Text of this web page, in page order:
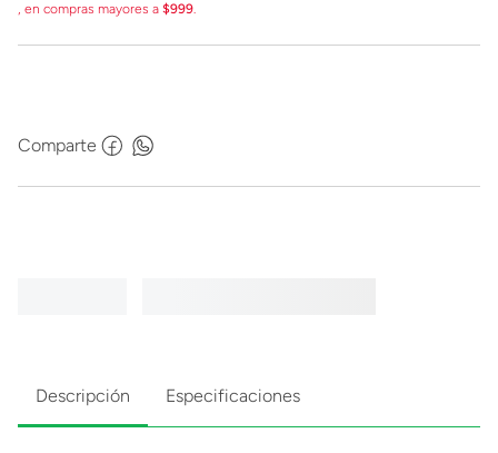
, en compras mayores a $999.
Comparte
Descripción Especificaciones